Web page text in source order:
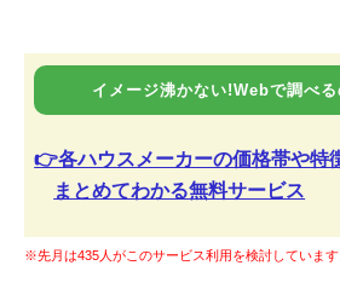
イメージ沸かない!Webで調べ
👉各ハウスメーカーの価格帯や特
まとめてわかる無料サービス
※先月は435人がこのサービス利用を検討しています